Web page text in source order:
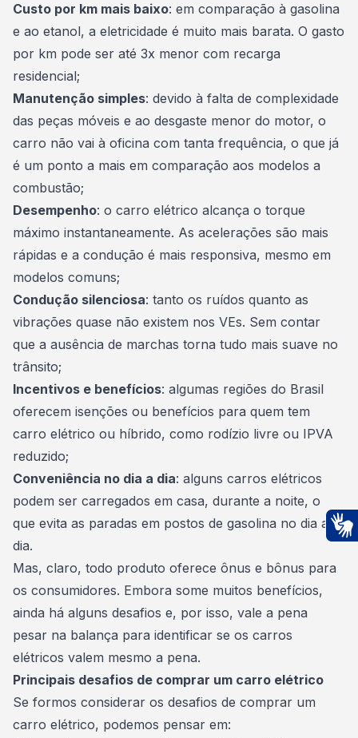
Custo por km mais baixo: em comparação à gasolina
e ao etanol, a eletricidade é muito mais barata. O gasto
por km pode ser até 3x menor com recarga
residencial;
Manutenção simples: devido à falta de complexidade
das peças móveis e ao desgaste menor do motor, o
carro não vai à oficina com tanta frequência, o que já
é um ponto a mais em comparação aos modelos a
combustão;
Desempenho: o carro elétrico alcança o torque
máximo instantaneamente. As acelerações são mais
rápidas e a condução é mais responsiva, mesmo em
modelos comuns;
Condução silenciosa: tanto os ruídos quanto as
vibrações quase não existem nos VEs. Sem contar
que a ausência de marchas torna tudo mais suave no
trânsito;
Incentivos e benefícios: algumas regiões do Brasil
oferecem isenções ou benefícios para quem tem
carro elétrico ou híbrido, como rodízio livre ou IPVA
reduzido;
Conveniência no dia a dia: alguns carros elétricos
podem ser carregados em casa, durante a noite, o
que evita as paradas em postos de gasolina no dia a
dia.
Mas, claro, todo produto oferece ônus e bônus para
os consumidores. Embora some muitos benefícios,
ainda há alguns desafios e, por isso, vale a pena
pesar na balança para identificar se os carros
elétricos valem mesmo a pena.
Principais desafios de comprar um carro elétrico
Se formos considerar os desafios de comprar um
carro elétrico, podemos pensar em: